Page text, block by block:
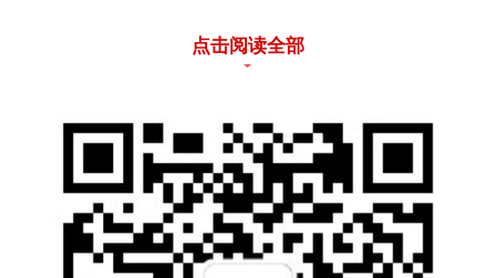
7小时超长长长长实景直播 文字解说，360°无
大猛料：
立体式结构，模块化布局，柔性化生产，智能
化制造，中国汽车品牌品质智造的模范作业，
点击阅读全部